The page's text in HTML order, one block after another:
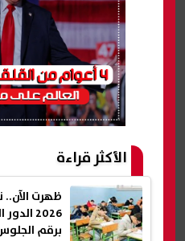
الأكثر قراءة
ظهرت الآن..
2026
برقم